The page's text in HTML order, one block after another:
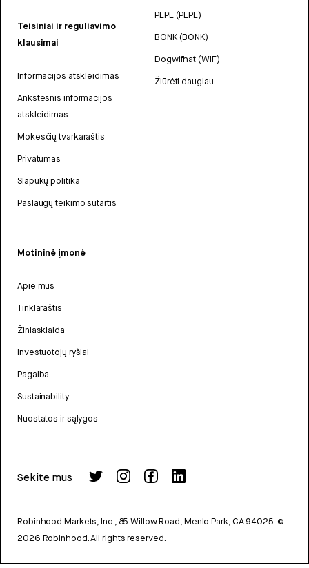
Teisiniai ir reguliavimo
klausimai
Informacijos atskleidimas
Ankstesnis informacijos
atskleidimas
Mokesčių tvarkaraštis
Privatumas
Slapukų politika
Paslaugų teikimo sutartis
PEPE (PEPE)
BONK (BONK)
Dogwifhat (WIF)
Žiūrėti daugiau
Motininė įmonė
Apie mus
Tinklaraštis
Žiniasklaida
Investuotojų ryšiai
Pagalba
Sustainability
Nuostatos ir sąlygos
Sekite mus
Robinhood Markets, Inc., 85 Willow Road, Menlo Park, CA 94025. ©
2026 Robinhood. All rights reserved.